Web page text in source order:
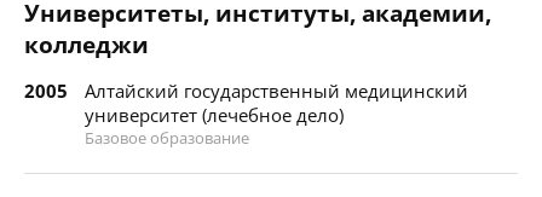
Университеты, институты, академии,
колледжи
2005
Алтайский государственный медицинский
университет (лечебное дело)
Базовое образование